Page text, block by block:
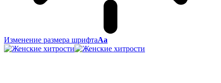
Изменение размера шрифтаАа